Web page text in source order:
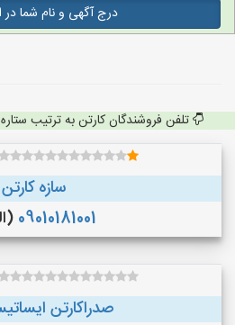
درج آگهی و نام شما
تلفن فروشندگان کارتن به ترتیب
سازه کارتن
09010181001
صدراکارتن